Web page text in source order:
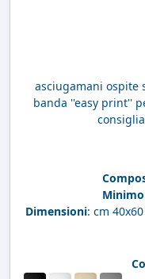
asciugamani ospite
banda ''easy print''
Dimensioni: cm